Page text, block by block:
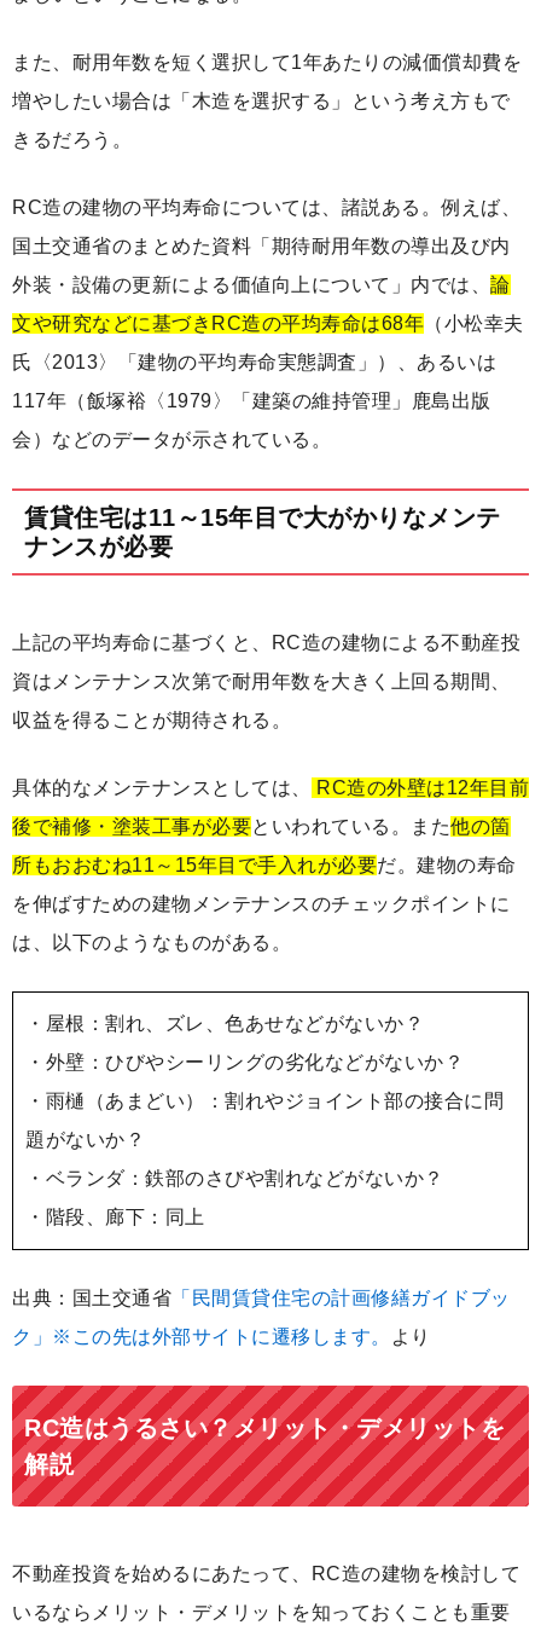
また、耐用年数を短く選択して1年あたりの減価償却費を
増やしたい場合は「木造を選択する」という考え方もで
きるだろう。
RC造の建物の平均寿命については、諸説ある。例えば、
国土交通省のまとめた資料「期待耐用年数の導出及び内
外装・設備の更新による価値向上について」内では、 論
文や研究などに基づきRC造の平均寿命は68年 （小松幸夫
氏〈2013〉「建物の平均寿命実態調査」）、あるいは
117年（飯塚裕〈1979〉「建築の維持管理」鹿島出版
会）などのデータが示されている。
賃貸住宅は11～15年目で大がかりなメンテ
ナンスが必要
上記の平均寿命に基づくと、RC造の建物による不動産投
資はメンテナンス次第で耐用年数を大きく上回る期間、
収益を得ることが期待される。
具体的なメンテナンスとしては、
RC造の外壁は12年目前
後で補修・塗装工事が必要といわれている。また他の箇
所もおおむね11～15年目で手入れが必要だ。建物の寿命
を伸ばすための建物メンテナンスのチェックポイントに
は、以下のようなものがある。
・屋根：割れ、ズレ、色あせなどがないか？
・外壁：ひびやシーリングの劣化などがないか？
・雨樋（あまどい）：割れやジョイント部の接合に問
題がないか？
・ベランダ：鉄部のさびや割れなどがないか？
・階段、廊下：同上
出典：国土交通省 「民間賃貸住宅の計画修繕ガイドブッ
ク」※この先は外部サイトに遷移します。
より
RC造はうるさい？メリット・デメリットを
解説
不動産投資を始めるにあたって、RC造の建物を検討して
いるならメリット・デメリットを知っておくことも重要